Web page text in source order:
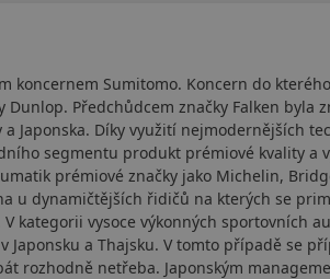
koncernem Sumitomo. Koncern do
Předchůdcem značky Falken byla
Japonska. Díky využití nejmodernějších
segmentu produkt prémiové kvality a
prémiové značky jako Michelin,
u dynamičtějších řidičů na kterých se
kategorii vysoce výkonných sportovních
Japonsku a Thajsku. V tomto případě se
rozhodně netřeba. Japonským